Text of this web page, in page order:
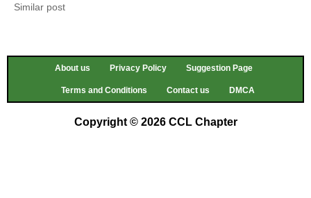
Similar post
About us Privacy Policy Suggestion Page
Terms and Conditions Contact us DMCA
Copyright © 2026 CCL Chapter